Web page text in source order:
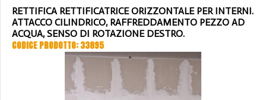
RETTIFICA RETTIFICATRICE ORIZZONTALE PER INTERNI.
ATTACCO CILINDRICO, RAFFREDDAMENTO PEZZO AD
ACQUA, SENSO DI ROTAZIONE DESTRO.
CODICE PRODOTTO: 33895